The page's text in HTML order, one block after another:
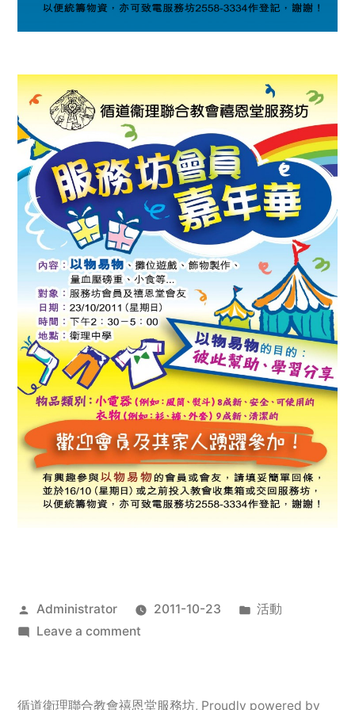
Posted
by
Administrator 2011-10-23
Posted
活動
Leave a commenton
服
循道衛理聯合教會禧恩堂服務坊, Proudly powered by